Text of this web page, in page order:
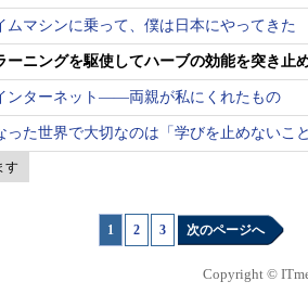
ムマシンに乗って、僕は日本にやってきた
ーニングを駆使してハーブの効能を突き止
ンターネット――両親が私にくれたもの
った世界で大切なのは「学びを止めないこと
す
1 2 3 次のページへ
Copyright ©